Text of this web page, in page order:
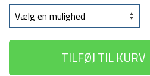
TILFØJ TIL KURV